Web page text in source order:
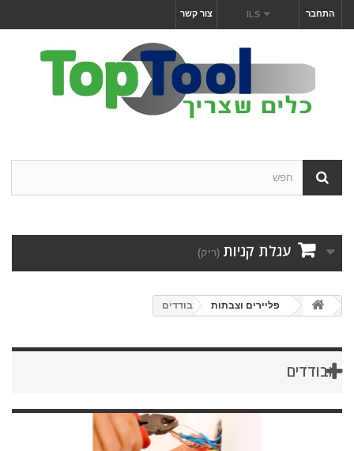
התחבר ILS צור קשר
עגלת קניות (ריק)
פליירים וצבתות מבודדים
מבודדים